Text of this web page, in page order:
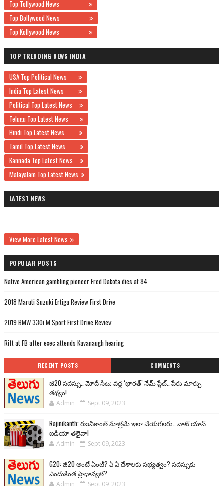
Top Tollywood News
Top Bollywood News
Top Kollywood News
TOP TRENDING NEWS INDIA
USA Top Political News
India Top Latest News
Political Top Latest News
Telugu Top Latest News
Hindi Top Latest News
Tamil Top Latest News
Kannada Top Latest News
Malayalam Top Latest News
LATEST NEWS
View More Latest News
POPULAR POSTS
Native American gambling pioneer Fred Dakota dies at 84
2018 Maruti Suzuki Ertiga Review First Drive
2019 BMW 330i M Sport First Drive Review
Rift at FB after exec attends Kavanaugh hearing
RECENT POSTS COMMENTS
జీ20 సదస్సు.. మోదీ సీటు వద్ద ‘భారత్’ నేమ్ ప్లేట్‌.. పేరు మార్పు
తథ్యం!
Admin Sept 09, 2023
Rajinikanth: రజనీకాంత్ మాత్రమే ఇలా చేయగలరు.. వాట్ యాన్
ఐడియా తలైవా!
Admin Sept 09, 2023
G20: జీ20 అంటే ఏంటి? ఏ ఏ దేశాలకు సభ్యత్వం? సదస్సుకు
ఎందుకింత ప్రాధాన్యత?
Admin Sept 09, 2023